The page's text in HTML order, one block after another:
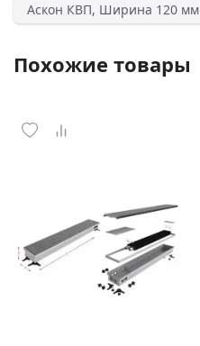
Аскон КВП, Ширина 120 мм
Похожие товары